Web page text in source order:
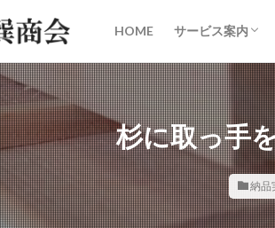
HOME サービス案内
取り扱い品目
鉄道枕木
トラックボディ
建築・土木資材
内装建材
木材加工・オー
取り扱いメーカ
杉に取っ手
納品